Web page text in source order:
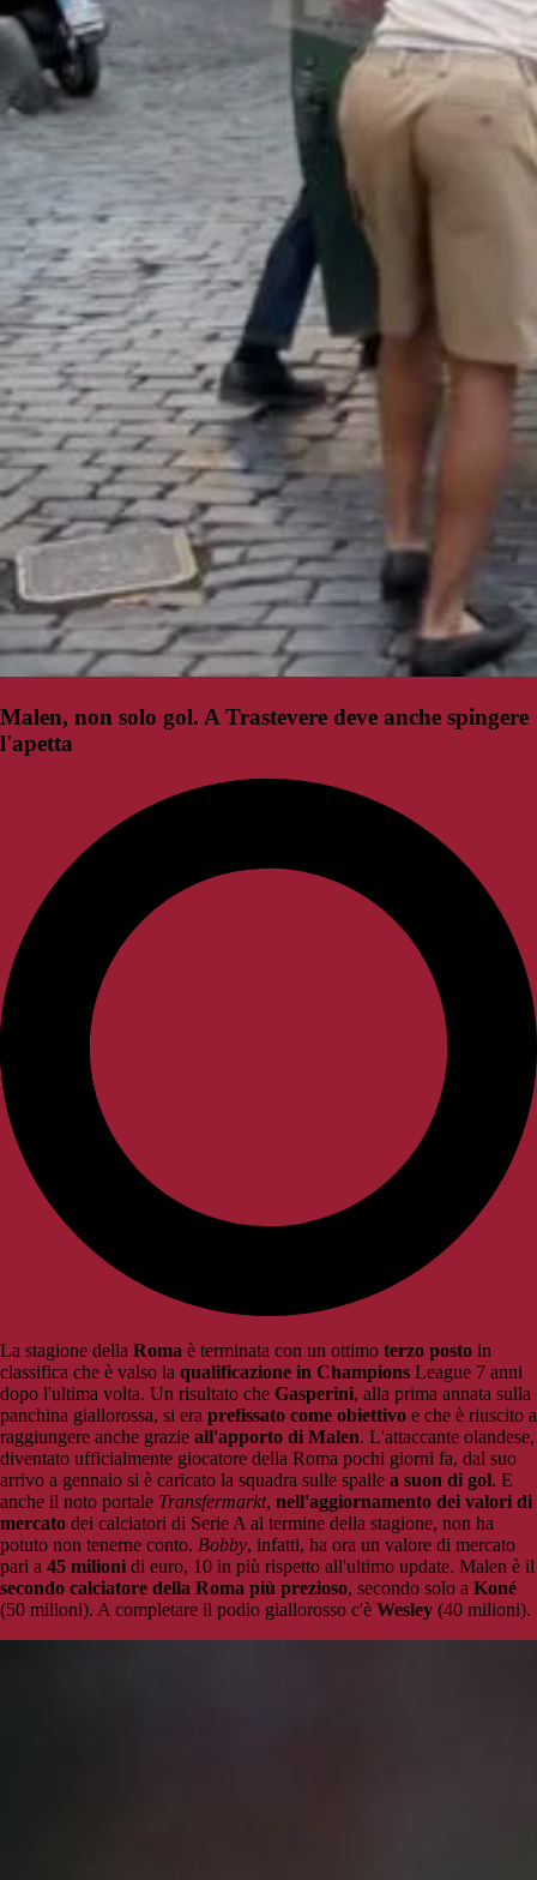
Malen, non solo gol. A Trastevere deve anche spingere
l'apetta
La stagione della Roma è terminata con un ottimo terzo posto in
classifica che è valso la qualificazione in Champions League 7 anni
dopo l'ultima volta. Un risultato che Gasperini, alla prima annata sulla
panchina giallorossa, si era prefissato come obiettivo e che è riuscito a
raggiungere anche grazie all'apporto di Malen. L'attaccante olandese,
diventato ufficialmente giocatore della Roma pochi giorni fa, dal suo
arrivo a gennaio si è caricato la squadra sulle spalle a suon di gol. E
anche il noto portale Transfermarkt, nell'aggiornamento dei valori di
mercato dei calciatori di Serie A al termine della stagione, non ha
potuto non tenerne conto. Bobby, infatti, ha ora un valore di mercato
pari a 45 milioni di euro, 10 in più rispetto all'ultimo update. Malen è il
secondo calciatore della Roma più prezioso, secondo solo a Koné
(50 milioni). A completare il podio giallorosso c'è Wesley (40 milioni).